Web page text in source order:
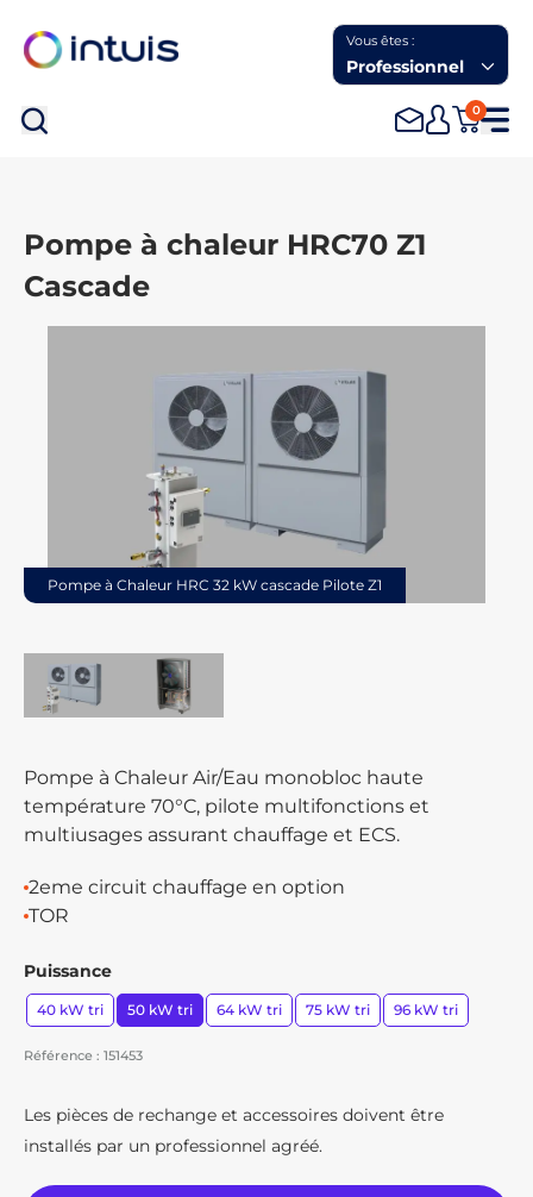
Vous êtes :
Professionnel
0
Pompe à chaleur HRC70 Z1
Cascade
Pompe à Chaleur HRC 32 kW cascade Pilote Z1
Pompe à Chaleur Air/Eau monobloc haute
température 70°C, pilote multifonctions et
multiusages assurant chauffage et ECS.
2eme circuit chauffage en option
TOR
Puissance
40 kW tri 50 kW tri 64 kW tri 75 kW tri 96 kW tri
Référence : 151453
Les pièces de rechange et accessoires doivent être
installés par un professionnel agréé.